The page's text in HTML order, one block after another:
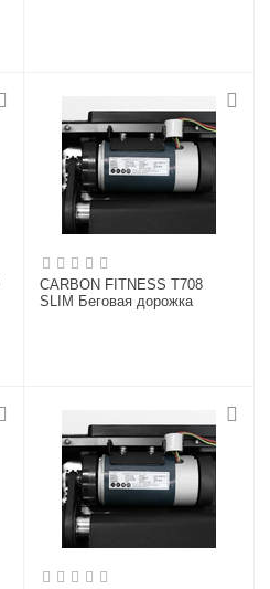
CARBON FITNESS T708
SLIM Беговая дорожка